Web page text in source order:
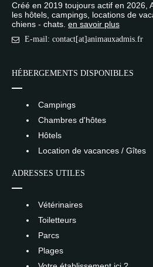
Créé en 2019 toujours actif en 2026,
les hôtels, campings, locations de
chiens - chats. en savoir plus
E-mail: contact[at]animauxadmis.fr
HÉBERGEMENTS DISPONIBLES
Campings
Chambres d'hôtes
Hôtels
Location de vacances / Gîtes
ADRESSES UTILES
Vétérinaires
Toiletteurs
Parcs
Plages